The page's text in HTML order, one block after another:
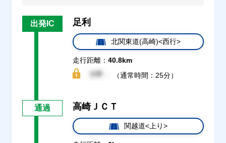
出発IC 足利
北関東道(高崎)<西行>
走行距離： 40.8km
（通常時間：25分）
通過 高崎ＪＣＴ
関越道<上り>